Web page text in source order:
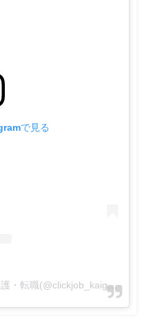
で見る
クリックジョブ介護【公式】 | 介護・転職(@clickjob_kaigo_official)がシェアした投稿